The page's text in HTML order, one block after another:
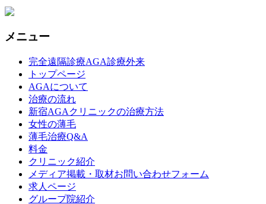
メニュー
完全遠隔診療AGA診療外来
トップページ
AGAについて
治療の流れ
新宿AGAクリニックの治療方法
女性の薄毛
薄毛治療Q&A
料金
クリニック紹介
メディア掲載・取材お問い合わせフォーム
求人ページ
グループ院紹介